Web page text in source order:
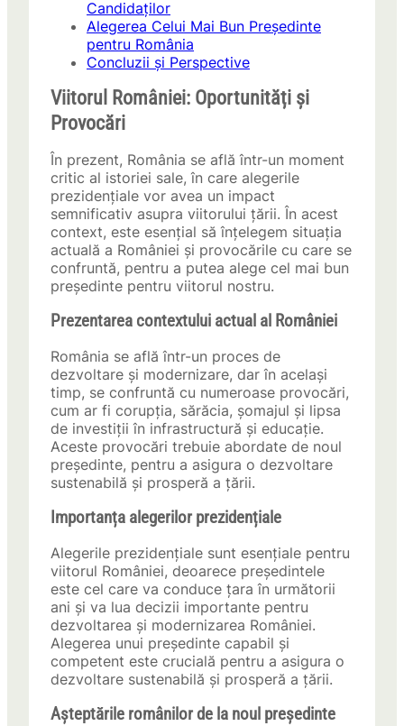
Candidaților
Alegerea Celui Mai Bun Președinte
pentru România
Concluzii și Perspective
Viitorul României: Oportunități și
Provocări
În prezent, România se află într-un moment
critic al istoriei sale, în care alegerile
prezidențiale vor avea un impact
semnificativ asupra viitorului țării. În acest
context, este esențial să înțelegem situația
actuală a României și provocările cu care se
confruntă, pentru a putea alege cel mai bun
președinte pentru viitorul nostru.
Prezentarea contextului actual al României
România se află într-un proces de
dezvoltare și modernizare, dar în același
timp, se confruntă cu numeroase provocări,
cum ar fi corupția, sărăcia, șomajul și lipsa
de investiții în infrastructură și educație.
Aceste provocări trebuie abordate de noul
președinte, pentru a asigura o dezvoltare
sustenabilă și prosperă a țării.
Importanța alegerilor prezidențiale
Alegerile prezidențiale sunt esențiale pentru
viitorul României, deoarece președintele
este cel care va conduce țara în următorii
ani și va lua decizii importante pentru
dezvoltarea și modernizarea României.
Alegerea unui președinte capabil și
competent este crucială pentru a asigura o
dezvoltare sustenabilă și prosperă a țării.
Așteptările românilor de la noul președinte